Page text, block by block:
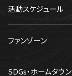
活動スケジュール
ファンゾーン
SDGs・ホームタウン